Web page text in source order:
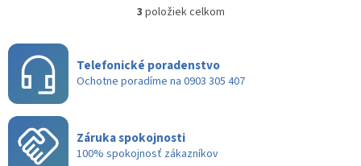
O
á
d
e
p
3 položiek celkom
Telefonické poradenstvo
Ochotne poradíme na 0903 305 407
Záruka spokojnosti
100% spokojnosť zákazníkov